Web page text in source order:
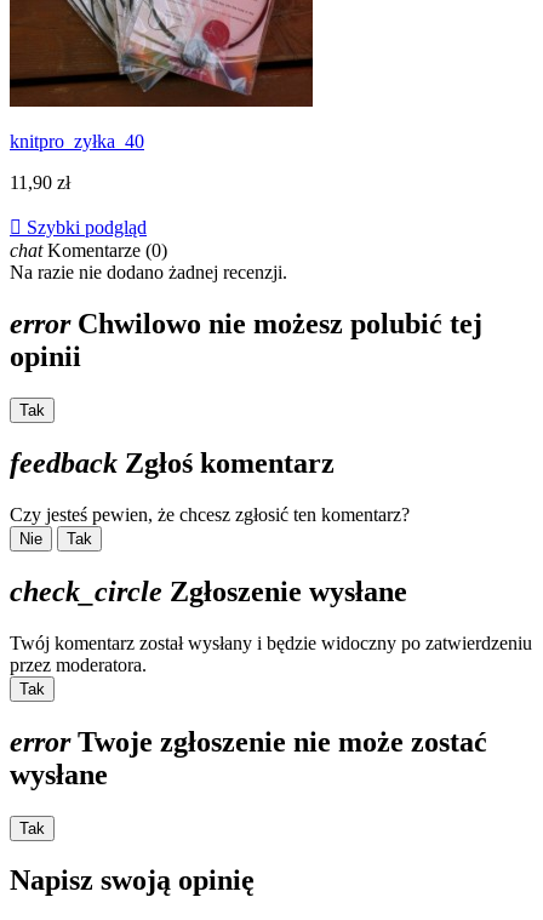
knitpro_zyłka_40
11,90 zł
 Szybki podgląd
chatKomentarze (0)
Na razie nie dodano żadnej recenzji.
errorChwilowo nie możesz polubić tej
opinii
Tak
feedback Zgłoś komentarz
Czy jesteś pewien, że chcesz zgłosić ten komentarz?
Nie Tak
check_circle Zgłoszenie wysłane
Twój komentarz został wysłany i będzie widoczny po zatwierdzeniu
przez moderatora.
Tak
errorTwoje zgłoszenie nie może zostać
wysłane
Tak
Napisz swoją opinię